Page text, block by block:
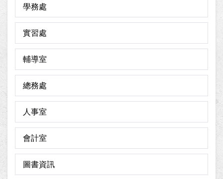
學務處
實習處
輔導室
總務處
人事室
會計室
圖書資訊